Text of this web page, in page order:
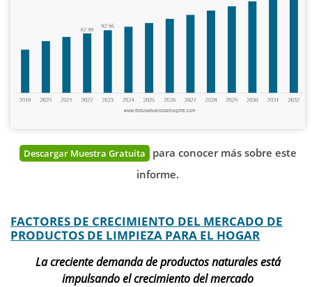
Descargar Muestra Gratuita para conocer más sobre este
informe.
FACTORES DE CRECIMIENTO DEL MERCADO DE
PRODUCTOS DE LIMPIEZA PARA EL HOGAR
La creciente demanda de productos naturales está
impulsando el crecimiento del mercado